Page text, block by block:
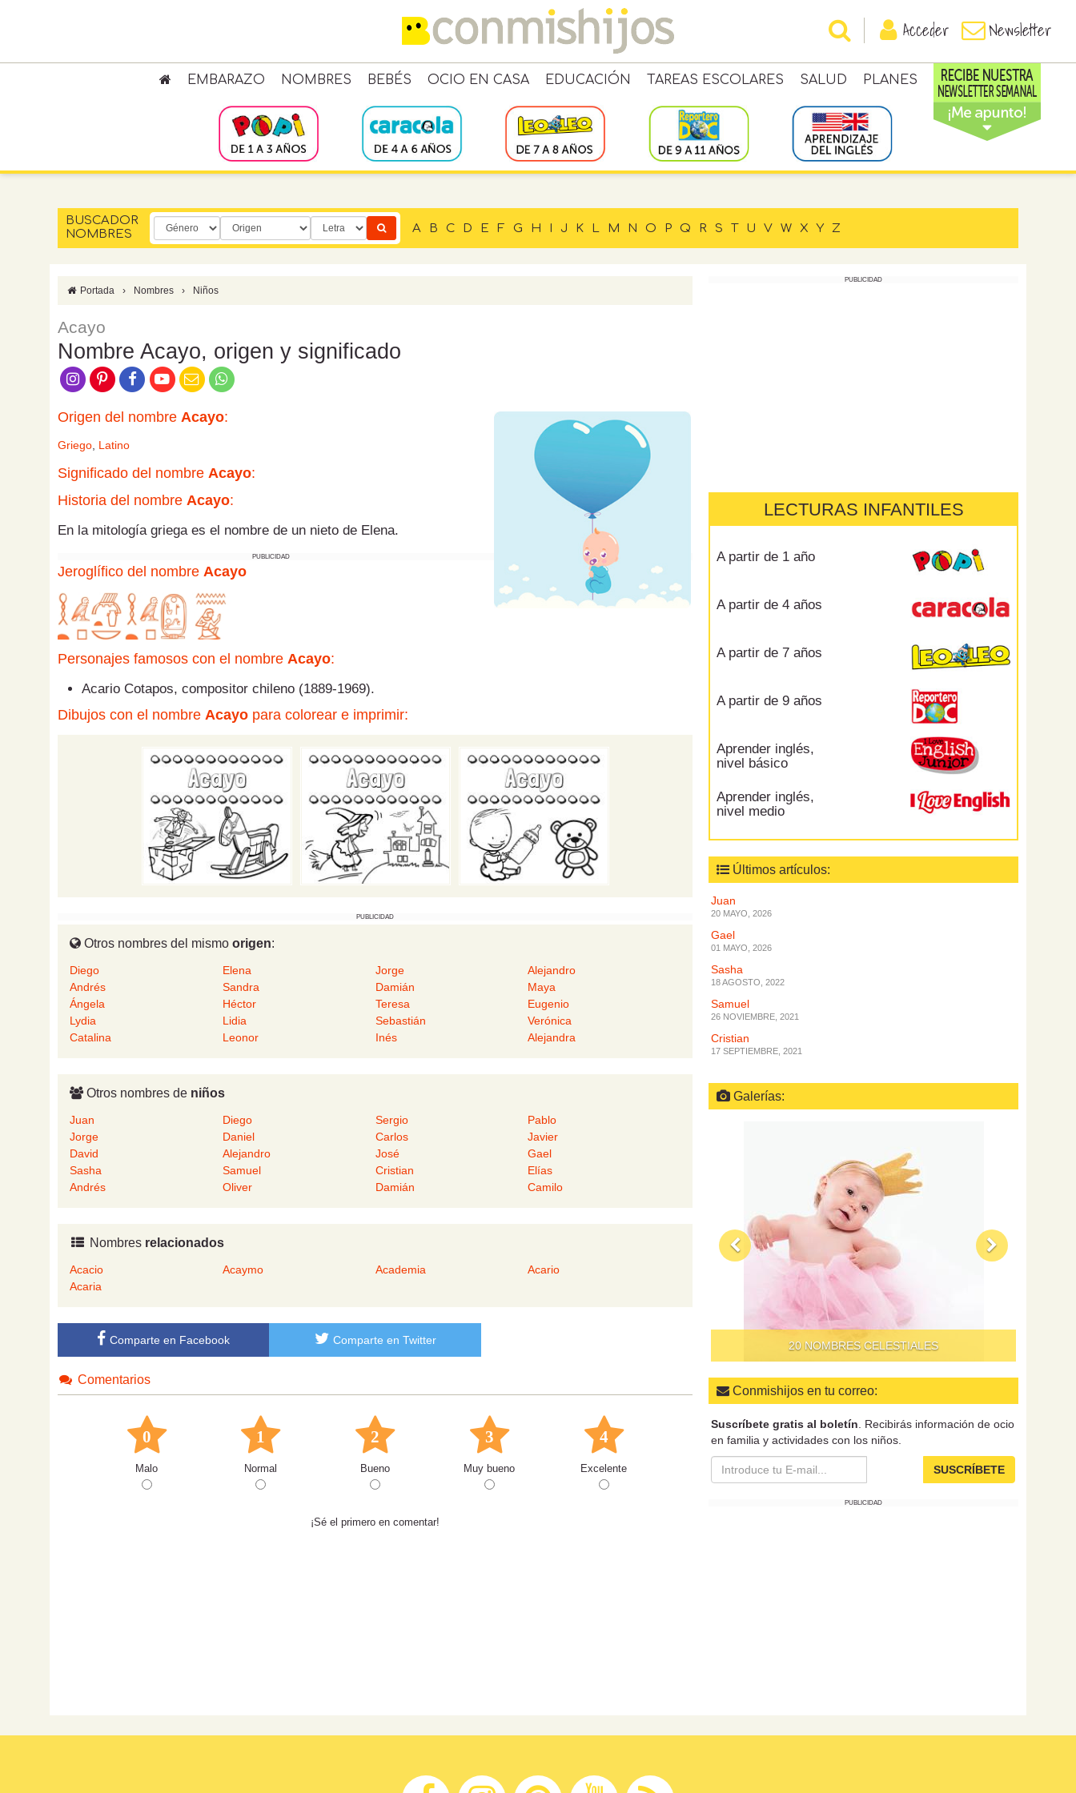
Acceder Newsletter
EMBARAZO NOMBRES BEBÉS OCIO EN CASA EDUCACIÓN TAREAS ESCOLARES SALUD PLANES
BUSCADOR
NOMBRES
A B C D E F G H I J K L M N O P Q R S T U V W X Y Z
Portada › Nombres › Niños
Acayo
Nombre Acayo, origen y significado
Origen del nombre Acayo:
Griego, Latino
Significado del nombre Acayo:
Historia del nombre Acayo:
En la mitología griega es el nombre de un nieto de Elena.
PUBLICIDAD
Jeroglífico del nombre Acayo
Personajes famosos con el nombre Acayo:
Acario Cotapos, compositor chileno (1889-1969).
Dibujos con el nombre Acayo para colorear e imprimir:
PUBLICIDAD
Otros nombres del mismo origen:
Diego Elena Jorge
Alejandro
Andrés
Sandra Damián
Maya
Ángela
Héctor Teresa
Eugenio
Lydia
Lidia Sebastián
Verónica
Catalina
Leonor Inés Alejandra
Otros nombres de niños
Juan Diego Sergio
Pablo
Jorge
Daniel Carlos
Javier
David
Alejandro José
Gael
Sasha
Samuel Cristian
Elías
Andrés
Oliver Damián Camilo
Nombres relacionados
Acacio Acaymo Academia
Acario
Acaria
Comparte en Facebook Comparte en Twitter
Comentarios
0
Malo
1
Normal
2
Bueno
3
Muy bueno
4
Excelente
¡Sé el primero en comentar!
PUBLICIDAD
LECTURAS INFANTILES
A partir de 1 año
A partir de 4 años
A partir de 7 años
A partir de 9 años
Aprender inglés,
nivel básico
Aprender inglés,
nivel medio
Últimos artículos:
Juan
20 MAYO, 2026
Gael
01 MAYO, 2026
Sasha
18 AGOSTO, 2022
Samuel
26 NOVIEMBRE, 2021
Cristian
17 SEPTIEMBRE, 2021
Galerías:
20 NOMBRES CELESTIALES
Conmishijos en tu correo:
Suscríbete gratis al boletín . Recibirás información de ocio
en familia y actividades con los niños.
SUSCRÍBETE
PUBLICIDAD